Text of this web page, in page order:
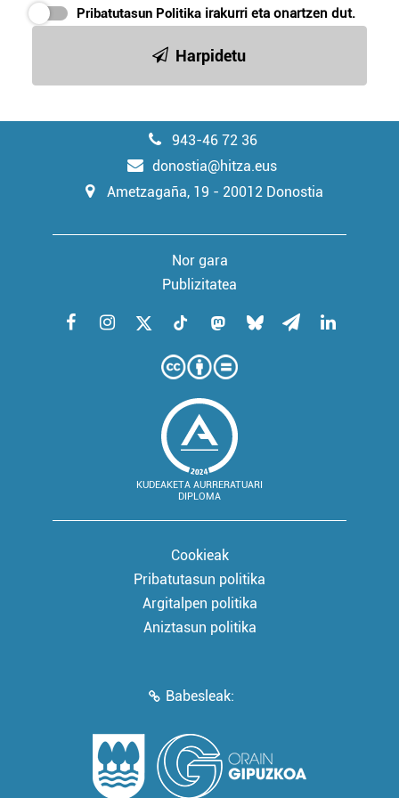
Pribatutasun Politika irakurri eta onartzen dut.
Harpidetu
943-46 72 36
donostia@hitza.eus
Ametzagaña, 19 - 20012 Donostia
Nor gara
Publizitatea
KUDEAKETA AURRERATUARI
DIPLOMA
Cookieak
Pribatutasun politika
Argitalpen politika
Aniztasun politika
Babesleak: